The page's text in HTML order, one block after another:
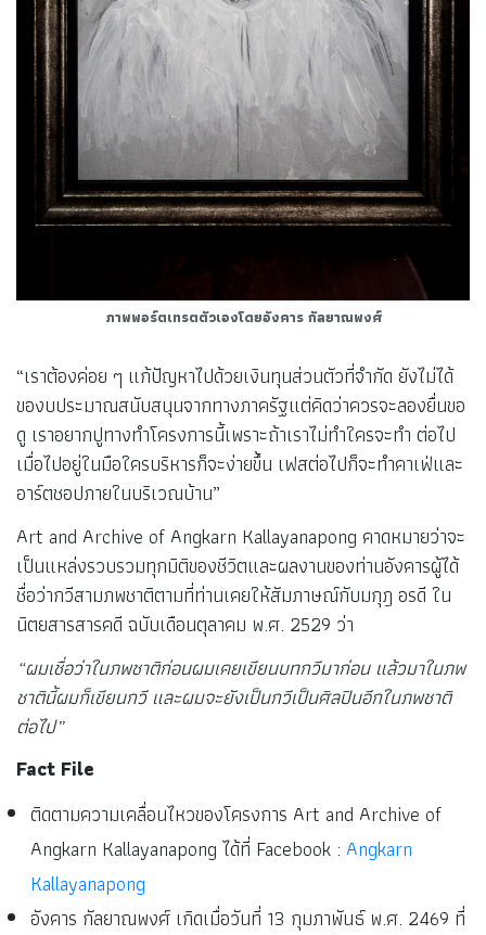
ภาพพอร์ตเทรตตัวเองโดยอังคาร กัลยาณพงศ์
“เราต้องค่อย ๆ แก้ปัญหาไปด้วยเงินทุนส่วนตัวที่จำกัด ยังไม่ได้
ของบประมาณสนับสนุนจากทางภาครัฐแต่คิดว่าควรจะลองยื่นขอ
ดู เราอยากปูทางทำโครงการนี้เพราะถ้าเราไม่ทำใครจะทำ ต่อไป
เมื่อไปอยู่ในมือใครบริหารก็จะง่ายขึ้น เฟสต่อไปก็จะทำคาเฟ่และ
อาร์ตชอปภายในบริเวณบ้าน”
Art and Archive of Angkarn Kallayanapong คาดหมายว่าจะ
เป็นแหล่งรวบรวมทุกมิติของชีวิตและผลงานของท่านอังคารผู้ได้
ชื่อว่ากวีสามภพชาติตามที่ท่านเคยให้สัมภาษณ์กับมกุฎ อรดี ใน
นิตยสารสารคดี ฉบับเดือนตุลาคม พ.ศ. 2529 ว่า
“ผมเชื่อว่าในภพชาติก่อนผมเคยเขียนบทกวีมาก่อน แล้วมาในภพ
ชาตินี้ผมก็เขียนกวี และผมจะยังเป็นกวีเป็นศิลปินอีกในภพชาติ
ต่อไป”
Fact File
ติดตามความเคลื่อนไหวของโครงการ Art and Archive of
Angkarn Kallayanapong ได้ที่ Facebook : Angkarn
Kallayanapong
อังคาร กัลยาณพงศ์ เกิดเมื่อวันที่ 13 กุมภาพันธ์ พ.ศ. 2469 ที่